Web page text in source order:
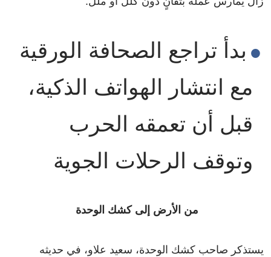
بدأ تراجع الصحافة الورقية
مع انتشار الهواتف الذكية،
قبل أن تعمقه الحرب
وتوقف الرحلات الجوية
من الأرض إلى كشك الوحدة
يستذكر صاحب كشك الوحدة، سعيد علاو، في حديثه